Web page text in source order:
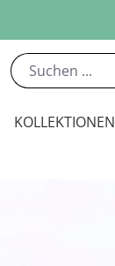
KOLLEKTIONEN